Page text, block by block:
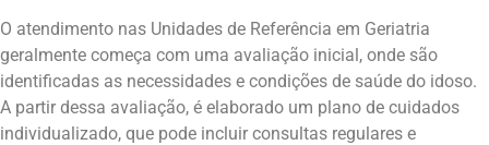
O atendimento nas Unidades de Referência em Geriatria
geralmente começa com uma avaliação inicial, onde são
identificadas as necessidades e condições de saúde do idoso.
A partir dessa avaliação, é elaborado um plano de cuidados
individualizado, que pode incluir consultas regulares e